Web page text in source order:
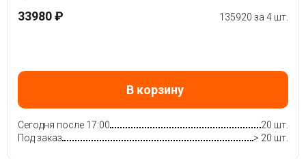
33980 ₽ 135920 за 4 шт.
В корзину
Сегодня после 17:00
20 шт.
Под заказ
> 20 шт.